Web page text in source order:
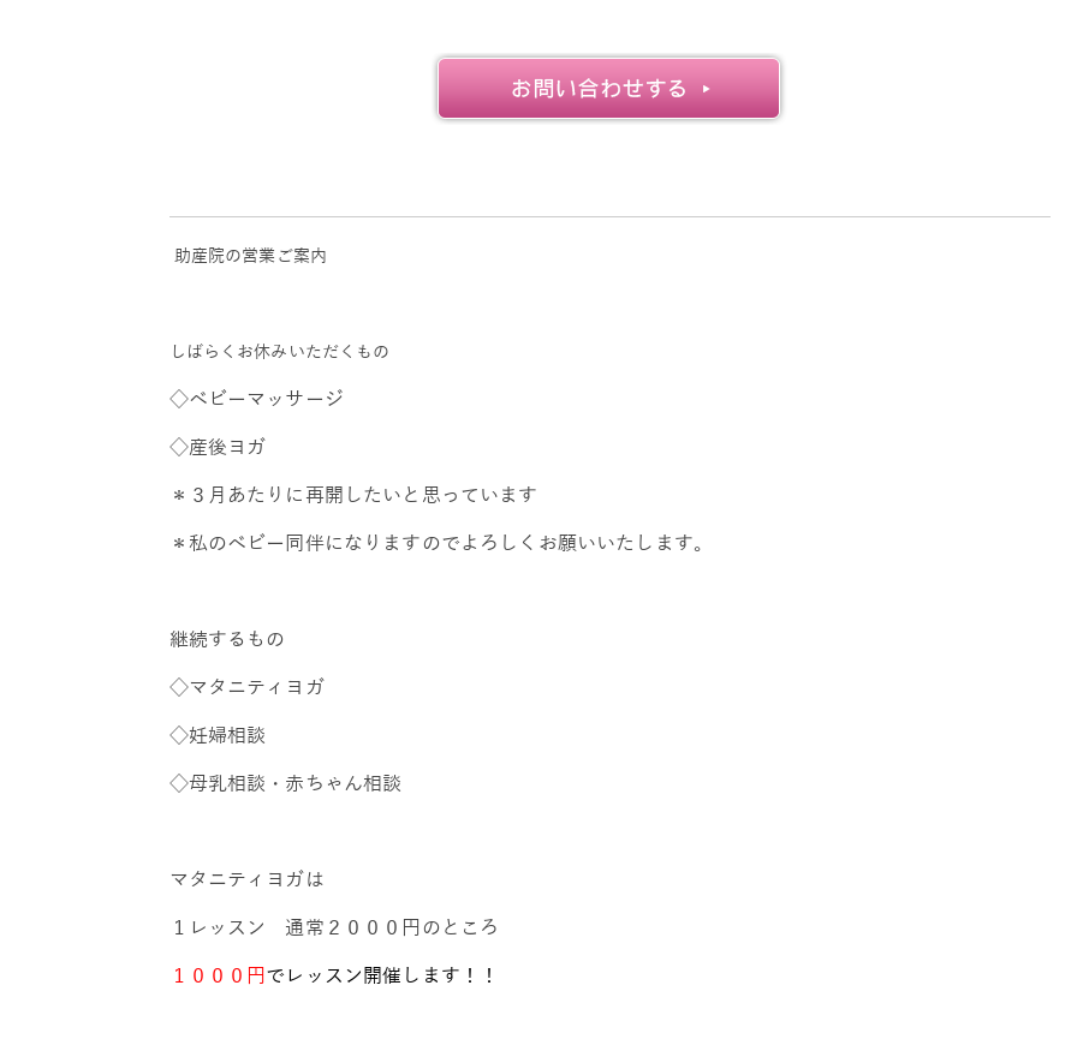
助産院の営業ご案内
しばらくお休みいただくもの
◇ベビーマッサージ
◇産後ヨガ
＊３月あたりに再開したいと思っています
＊私のベビー同伴になりますのでよろしくお願いいたします。
継続するもの
◇マタニティヨガ
◇妊婦相談
◇母乳相談・赤ちゃん相談
マタニティヨガは
１レッスン 通常２０００円のところ
１０００円でレッスン開催します！！